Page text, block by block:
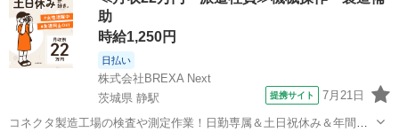
助
時給1,250円
日払い
株式会社BREXA Next
茨城県 静駅
提携サイト 7月21日
コネクタ製造工場の検査や測定作業！日勤専属＆土日祝休み＆年間休